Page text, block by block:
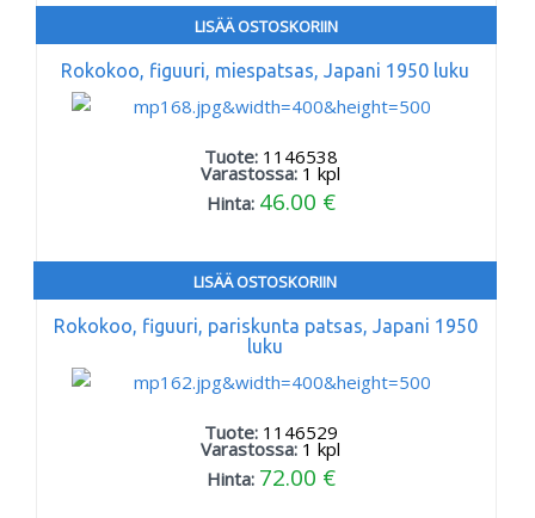
LISÄÄ OSTOSKORIIN
Rokokoo, figuuri, miespatsas, Japani 1950 luku
Tuote: 1146538
Varastossa: 1 kpl
Hinta: 46.00 €
LISÄÄ OSTOSKORIIN
Rokokoo, figuuri, pariskunta patsas, Japani 1950
luku
Tuote: 1146529
Varastossa: 1 kpl
Hinta: 72.00 €